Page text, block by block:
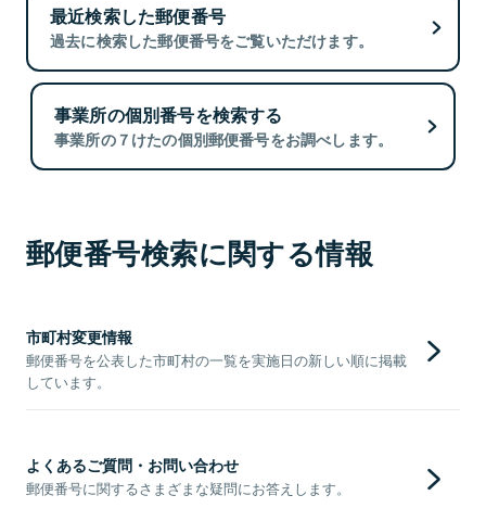
最近検索した郵便番号
過去に検索した郵便番号をご覧いただけます。
事業所の個別番号を検索する
事業所の７けたの個別郵便番号をお調べします。
郵便番号検索に関する情報
市町村変更情報
郵便番号を公表した市町村の一覧を実施日の新しい順に掲載
しています。
よくあるご質問・お問い合わせ
郵便番号に関するさまざまな疑問にお答えします。